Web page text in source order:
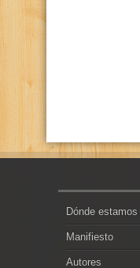
Dónde estamos
Manifiesto
Autores